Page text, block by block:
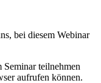
bei diesem Webinar
teilnehmen
aufrufen können.